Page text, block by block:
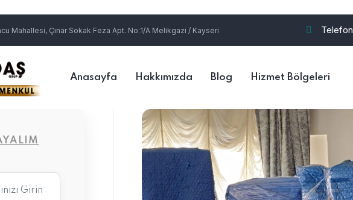
Mahallesi, Çınar Sokak Feza Apt. No:1/A Melikgazi / Kayseri Telefon
Anasayfa Hakkımızda Blog Hizmet Bölgeleri